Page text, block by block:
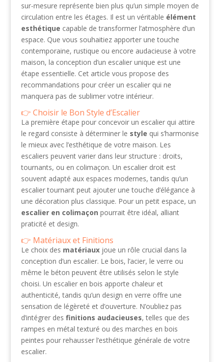
sur-mesure représente bien plus qu’un simple moyen de
circulation entre les étages. Il est un véritable élément
esthétique capable de transformer l’atmosphère d’un
espace. Que vous souhaitiez apporter une touche
contemporaine, rustique ou encore audacieuse à votre
maison, la conception d’un escalier unique est une
étape essentielle. Cet article vous propose des
recommandations pour créer un escalier qui ne
manquera pas de sublimer votre intérieur.
Choisir le Bon Style d’Escalier
La première étape pour concevoir un escalier qui attire
le regard consiste à déterminer le style qui s’harmonise
le mieux avec l’esthétique de votre maison. Les
escaliers peuvent varier dans leur structure : droits,
tournants, ou en colimaçon. Un escalier droit est
souvent adapté aux espaces modernes, tandis qu’un
escalier tournant peut ajouter une touche d’élégance à
une décoration plus classique. Pour un petit espace, un
escalier en colimaçon pourrait être idéal, alliant
praticité et design.
Matériaux et Finitions
Le choix des matériauxjoue un rôle crucial dans la
conception d’un escalier. Le bois, l’acier, le verre ou
même le béton peuvent être utilisés selon le style
choisi. Un escalier en bois apporte chaleur et
authenticité, tandis qu’un design en verre offre une
sensation de légèreté et d’ouverture. N’oubliez pas
d’intégrer des finitions audacieuses, telles que des
rampes en métal texturé ou des marches en bois
peintes pour rehausser l’esthétique générale de votre
escalier.